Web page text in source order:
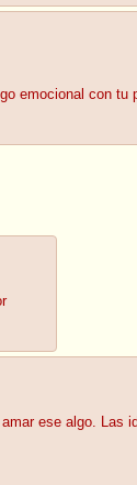
emocional con tu
ese algo. Las